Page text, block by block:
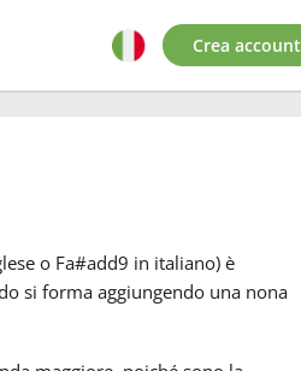
Crea account
o Fa#add9 in italiano) è
si forma aggiungendo una nona